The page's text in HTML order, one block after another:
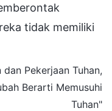
tidak memiliki
Pekerjaan Tuhan,
Berarti Memusuhi
Tuhan"